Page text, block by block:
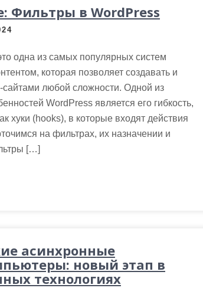
Фильтры в WordPress
одна из самых популярных систем
которая позволяет создавать и
сайтами любой сложности. Одной из
WordPress является его гибкость,
хуки (hooks), в которые входят действия
на фильтрах, их назначении и
[…]
асинхронные
новый этап в
технологиях